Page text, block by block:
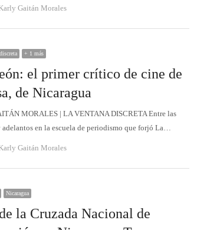
Gaitán Morales
+ 1 más
el primer crítico de cine de
de Nicaragua
MORALES | LA VENTANA DISCRETA Entre las
en la escuela de periodismo que forjó La…
Gaitán Morales
Nicaragua
la Cruzada Nacional de